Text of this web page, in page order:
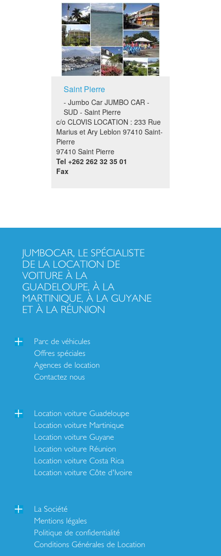
Saint Pierre
- Jumbo Car JUMBO CAR -
SUD - Saint Pierre
c/o CLOVIS LOCATION : 233 Rue
Marius et Ary Leblon 97410 Saint-
Pierre
97410 Saint Pierre
Tel +262 262 32 35 01
Fax
JUMBOCAR, LE SPÉCIALISTE
DE LA LOCATION DE
VOITURE À LA
GUADELOUPE, À LA
MARTINIQUE, À LA GUYANE
ET À LA RÉUNION
Parc de véhicules
Offres spéciales
Agences de location
Contactez nous
Location voiture Guadeloupe
Location voiture Martinique
Location voiture Guyane
Location voiture Réunion
Location voiture Costa Rica
Location voiture Côte d'Ivoire
La Société
Mentions légales
Politique de confidentialité
Conditions Générales de Location